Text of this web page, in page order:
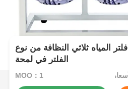
فلتر المياه ثلاثي النظافة من نوع ROYOL لمراجعة حالة
الفلتر في لمحة
MOQ：1